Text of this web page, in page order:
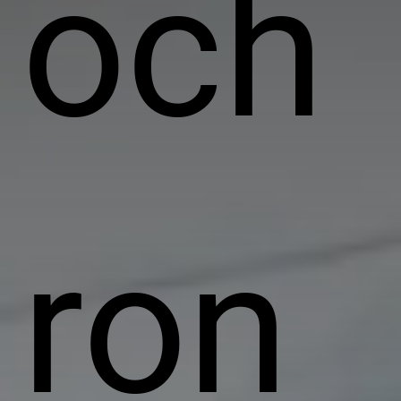
och
ron